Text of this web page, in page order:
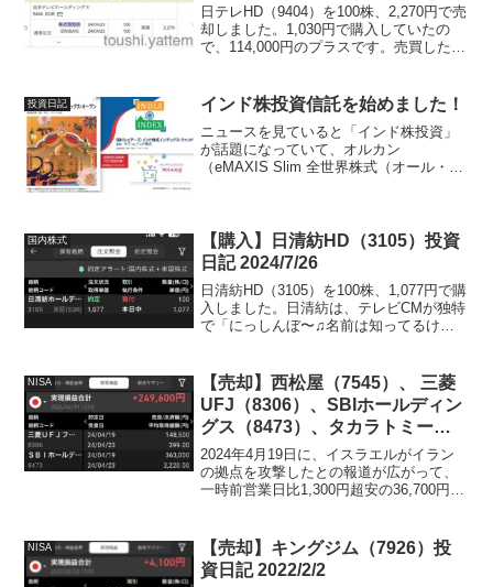
日テレHD（9404）を100株、2,270円で売
却しました。1,030円で購入していたの
で、114,000円のプラスです。売買した理
のですが、2024...
投資日記 インド株投資信託を始めました！
ニュースを見ていると「インド株投資」
が話題になっていて、オルカン
（eMAXIS Slim 全世界株式（オール・カ
同じ「eMAX...
国内株式
【購入】日清紡HD（3105）投資
日記 2024/7/26
日清紡HD（3105）を100株、1,077円で購
入しました。日清紡は、テレビCMが独特
で「にっしんぼ〜♫名前は知ってるけ
は「紡績」なのですが、現在は無線・通
信、マイク...
NISA
【売却】西松屋（7545）、 三菱
UFJ（8306）、SBIホールディン
グス（8473）、タカラトミー
（7867）、UBE（4208）投資日
記 2024/4/19
2024年4月19日に、イスラエルがイラン
の拠点を攻撃したとの報道が広がって、
一時前営業日比1,300円超安の36,700円台
諸々の利益確定をしてみました。ただ結
果的に...
NISA
【売却】キングジム（7926）投
資日記 2022/2/2